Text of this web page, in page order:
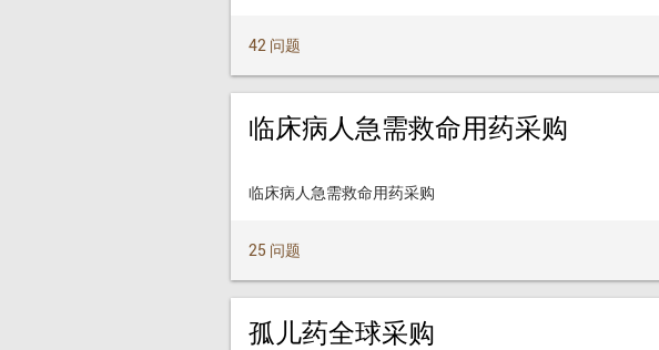
42 问题
临床病人急需救命用药采购
25 问题
临床病人急需救命用药采购
孤儿药全球采购